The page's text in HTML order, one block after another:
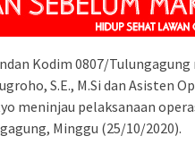
Kodim 0807/
S.E., M.Si dan Asisten
meninjau pelaksanaan
Minggu (25/10/2020).